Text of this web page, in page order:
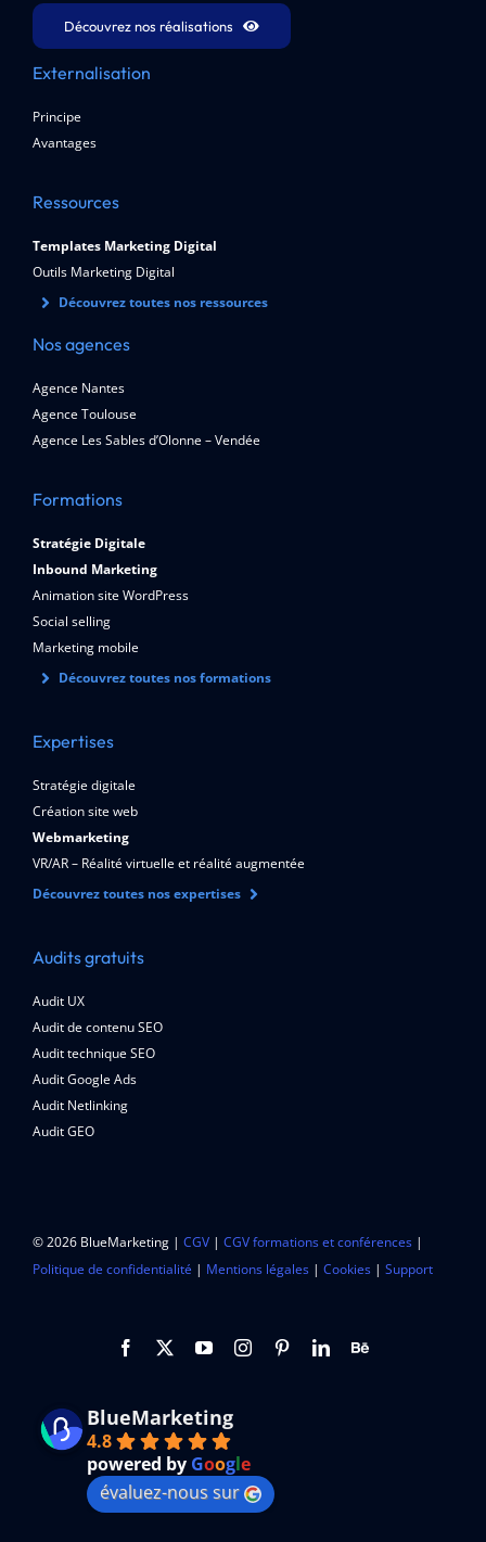
Découvrez nos réalisations
Externalisation
Principe
Avantages
Ressources
Templates Marketing Digital
Outils Marketing Digital
Découvrez toutes nos ressources
Nos agences
Agence Nantes
Agence Toulouse
Agence Les Sables d’Olonne – Vendée
Formations
Stratégie Digitale
Inbound Marketing
Animation site WordPress
Social selling
Marketing mobile
Découvrez toutes nos formations
Expertises
Stratégie digitale
Création site web
Webmarketing
VR/AR – Réalité virtuelle et réalité augmentée
Découvrez toutes nos expertises
Audits gratuits
Audit UX
Audit de contenu SEO
Audit technique SEO
Audit Google Ads
Audit Netlinking
Audit GEO
© 2026 BlueMarketing | CGV| CGV formations et conférences|
Politique de confidentialité | Mentions légales| Cookies| Support
BlueMarketing
4.8
powered by Google
évaluez-nous sur